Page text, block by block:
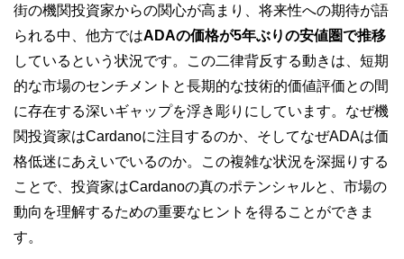
街の機関投資家からの関心が高まり、将来性への期待が語
られる中、他方ではADAの価格が5年ぶりの安値圏で推移
しているという状況です。この二律背反する動きは、短期
的な市場のセンチメントと長期的な技術的価値評価との間
に存在する深いギャップを浮き彫りにしています。なぜ機
関投資家はCardanoに注目するのか、そしてなぜADAは価
格低迷にあえいでいるのか。この複雑な状況を深掘りする
ことで、投資家はCardanoの真のポテンシャルと、市場の
動向を理解するための重要なヒントを得ることができま
す。